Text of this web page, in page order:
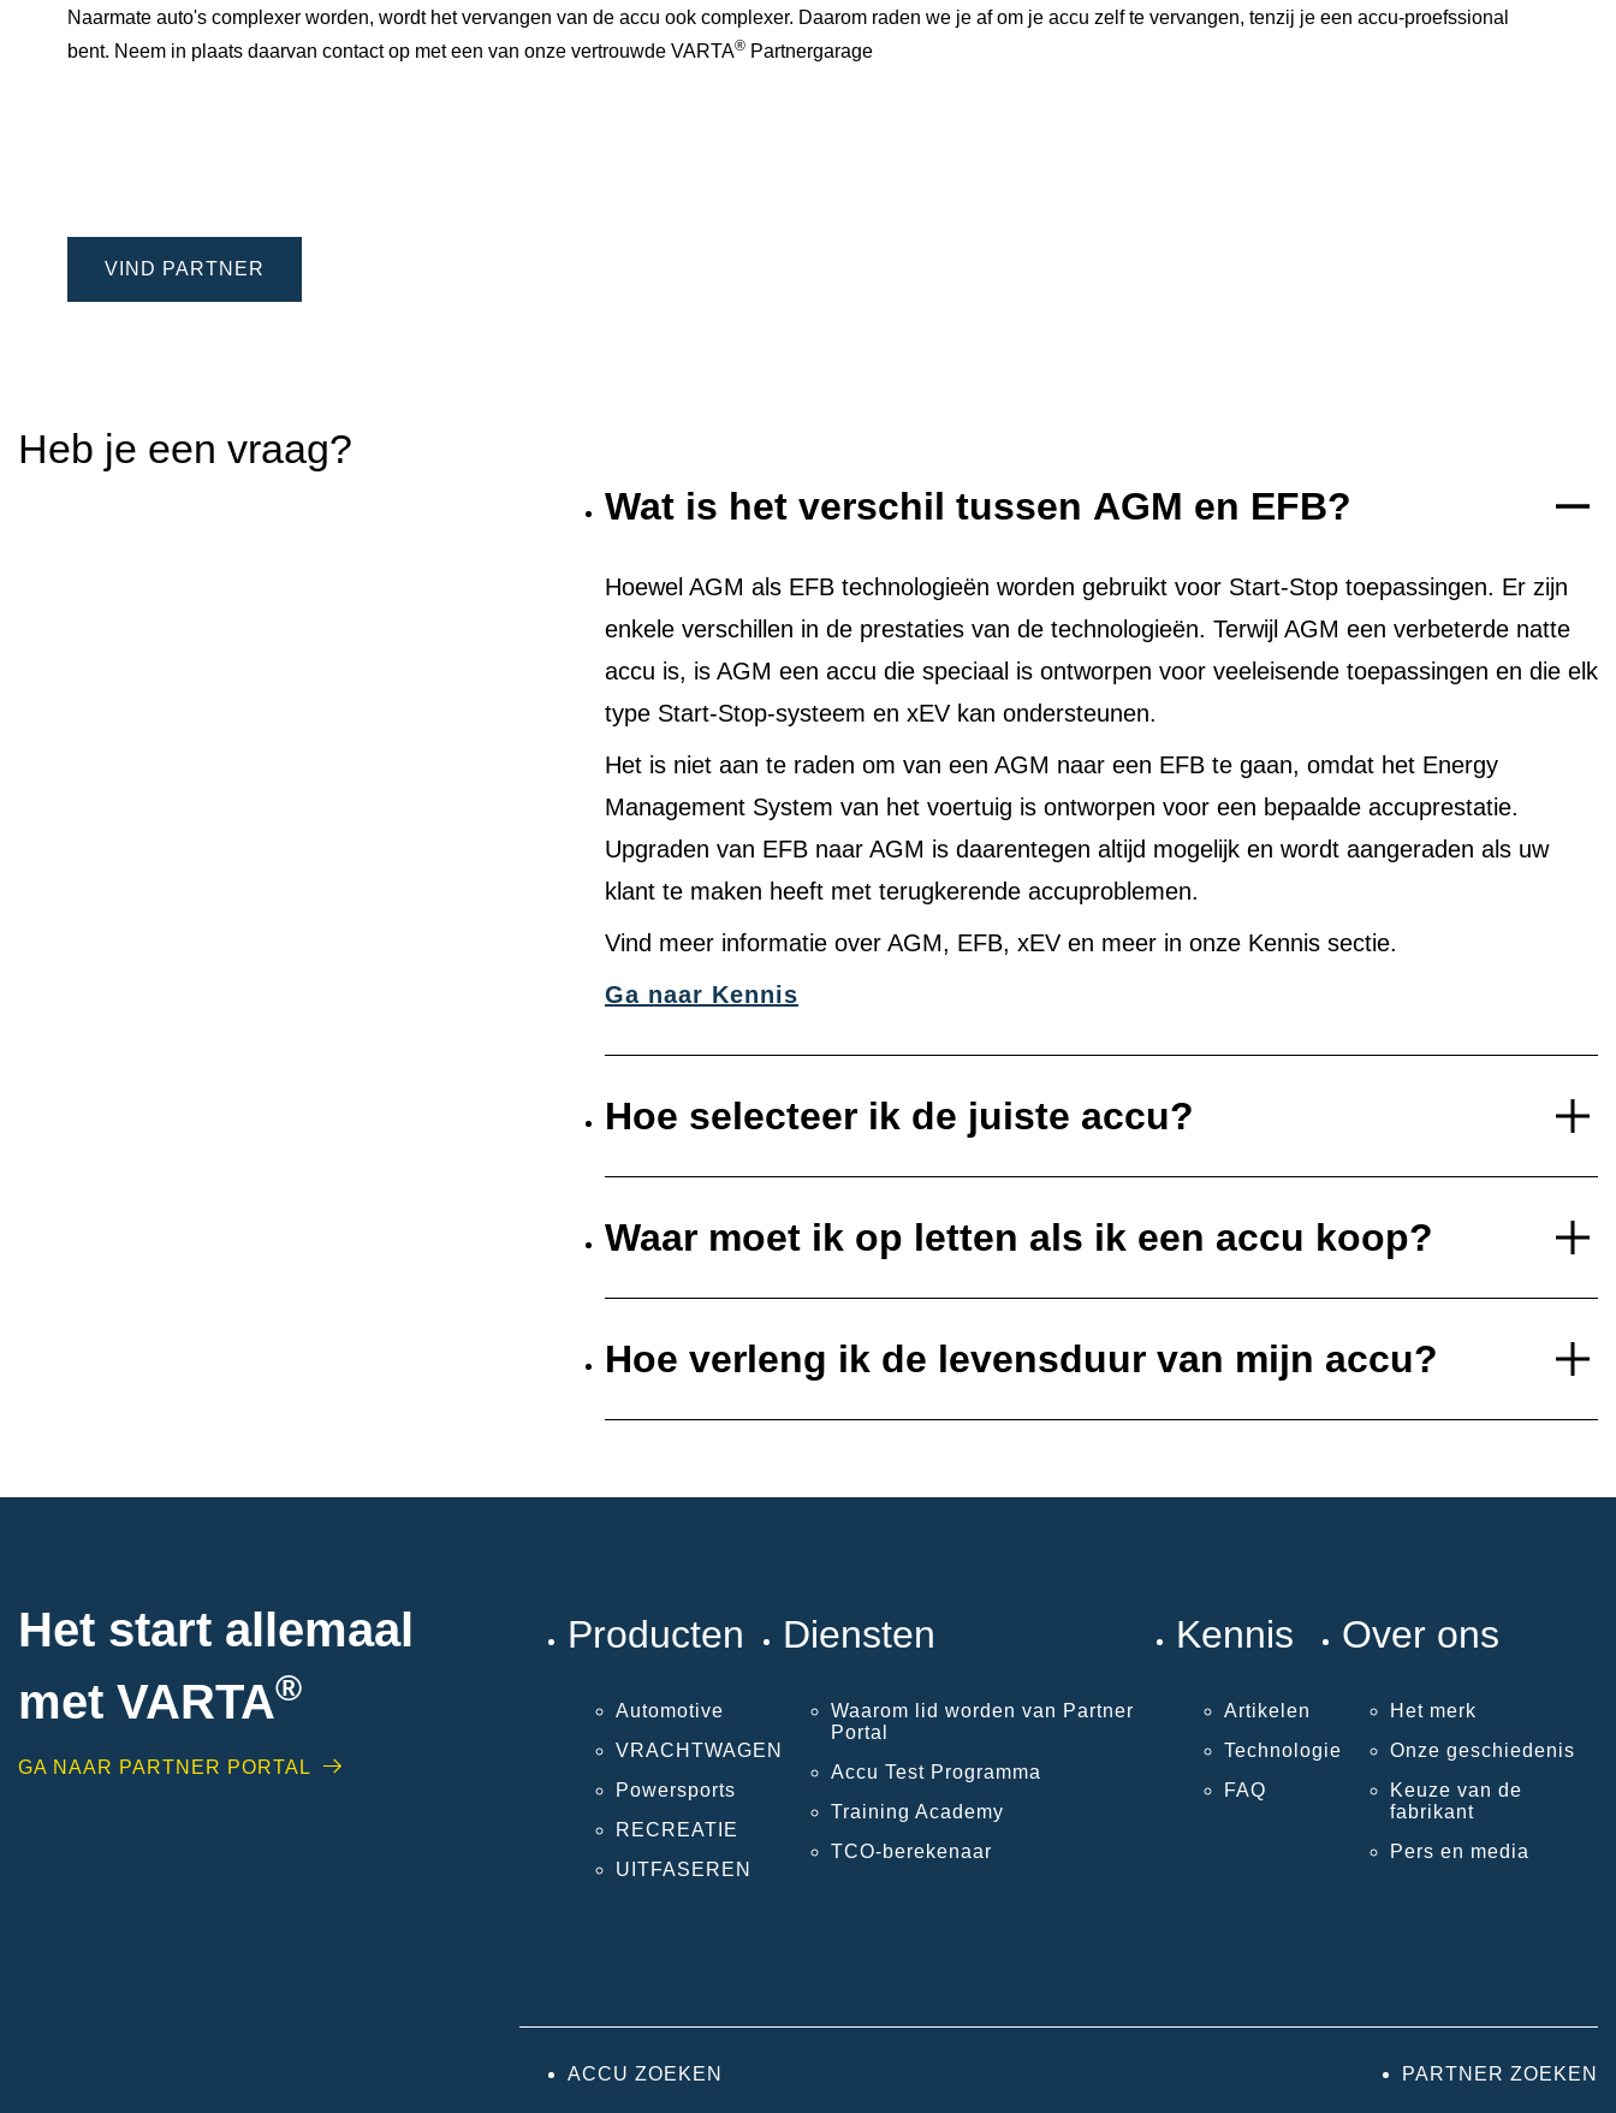
Naarmate auto's complexer worden, wordt het vervangen van de accu ook complexer. Daarom raden we je af om je accu zelf te vervangen, tenzij je een accu-proefssional
bent. Neem in plaats daarvan contact op met een van onze vertrouwde VARTA® Partnergarage
VIND PARTNER
Heb je een vraag?
Wat is het verschil tussen AGM en EFB?
Hoewel AGM als EFB technologieën worden gebruikt voor Start-Stop toepassingen. Er zijn
enkele verschillen in de prestaties van de technologieën. Terwijl AGM een verbeterde natte
accu is, is AGM een accu die speciaal is ontworpen voor veeleisende toepassingen en die elk
type Start-Stop-systeem en xEV kan ondersteunen.
Het is niet aan te raden om van een AGM naar een EFB te gaan, omdat het Energy
Management System van het voertuig is ontworpen voor een bepaalde accuprestatie.
Upgraden van EFB naar AGM is daarentegen altijd mogelijk en wordt aangeraden als uw
klant te maken heeft met terugkerende accuproblemen.
Vind meer informatie over AGM, EFB, xEV en meer in onze Kennis sectie.
Ga naar Kennis
Hoe selecteer ik de juiste accu?
Waar moet ik op letten als ik een accu koop?
Hoe verleng ik de levensduur van mijn accu?
Het start allemaal
met VARTA®
GA NAAR PARTNER PORTAL
Producten
Automotive
VRACHTWAGEN
Powersports
RECREATIE
UITFASEREN
Diensten
Waarom lid worden van Partner
Portal
Accu Test Programma
Training Academy
TCO-berekenaar
Kennis
Artikelen
Technologie
FAQ
Over ons
Het merk
Onze geschiedenis
Keuze van de
fabrikant
Pers en media
ACCU ZOEKEN PARTNER ZOEKEN